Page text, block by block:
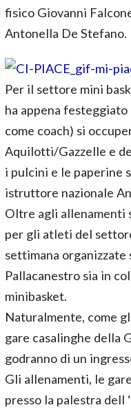
fisico Giovanni
Antonella De Stefano.
Per il settore mini
ha appena
come coach) si
Aquilotti/Gazzelle e
i pulcini e le paperine
istruttore nazionale
Oltre agli allenamenti
per gli atleti del
settimana organizzate
Pallacanestro sia in
minibasket.
Naturalmente, come
gare casalinghe della
godranno di un
Gli allenamenti, le
presso la palestra dell